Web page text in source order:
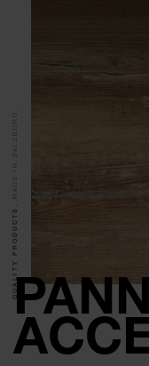
QUALITY PRODUCTS.
MADE IN SALZBURG.